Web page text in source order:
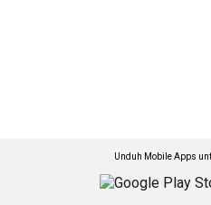
Unduh Mobile Apps